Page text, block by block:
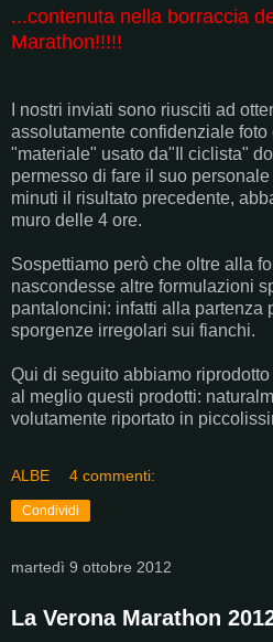
...contenuta nella borraccia
Marathon!!!!!
I nostri inviati sono riusciti ad
assolutamente confidenziale
"materiale" usato da"Il ciclista"
permesso di fare il suo
minuti il risultato precedente,
muro delle 4 ore.
Sospettiamo però che oltre alla
nascondesse altre formulazioni
pantaloncini: infatti alla partenza
sporgenze irregolari sui fianchi.
Qui di seguito abbiamo
al meglio questi prodotti:
volutamente riportato in
ALBE 4 commenti:
Condividi
martedì 9 ottobre 2012
La Verona Marathon